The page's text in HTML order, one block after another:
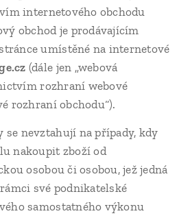
internetového obchodu
obchod je prodávajícím
umístěné na internetové
(dále jen „webová
rozhraní webové
rozhraní obchodu“).
nevztahují na případy, kdy
nakoupit zboží od
osobou či osobou, jež jedná
své podnikatelské
samostatného výkonu